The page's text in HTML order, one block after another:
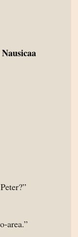
area.”